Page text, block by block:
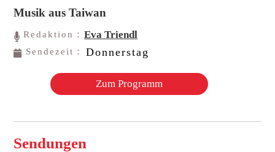
Musik aus Taiwan
Redaktion：Eva Triendl
Sendezeit： Donnerstag
Zum Programm
Sendungen